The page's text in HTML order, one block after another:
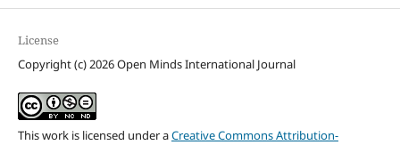
License
Copyright (c) 2026 Open Minds International Journal
This work is licensed under aCreative Commons Attribution-